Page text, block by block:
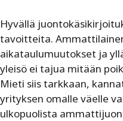
Hyvällä
tavoitteita.
aikataulumuutokset ja
yleisö ei tajua mitään
Mieti siis tarkkaan,
yrityksen omalle väelle
ulkopuolista